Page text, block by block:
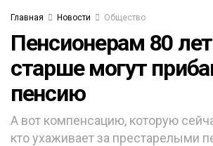
Главная Новости Общество
Пенсионерам 80
старше могут
пенсию
А вот компенсацию, которую
кто ухаживает за престарелыми